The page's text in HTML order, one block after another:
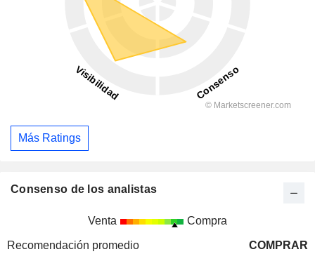
Más Ratings
Consenso de los analistas
Venta Compra
Recomendación promedio
COMPRAR